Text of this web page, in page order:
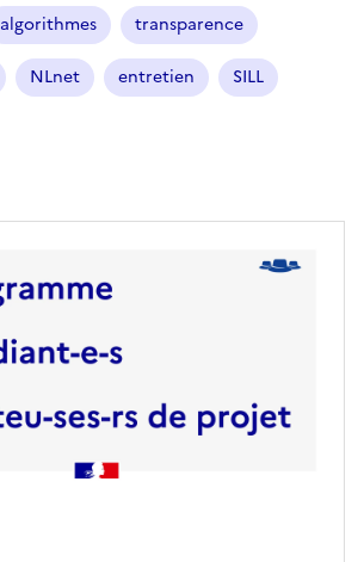
algorithmes transparence
NLnet entretien SILL